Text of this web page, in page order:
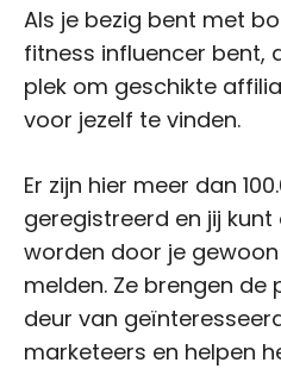
Als je bezig bent met
fitness influencer bent,
plek om geschikte
voor jezelf te vinden.
Er zijn hier meer dan
geregistreerd en jij kunt
worden door je
melden. Ze brengen
deur van
marketeers en helpen